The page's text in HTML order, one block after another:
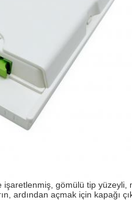
işaretlenmiş, gömülü tip
ardından açmak için kapağı